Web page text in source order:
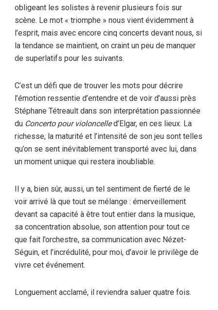
obligeant les solistes à revenir plusieurs fois sur
scène. Le mot « triomphe » nous vient évidemment à
l’esprit, mais avec encore cinq concerts devant nous, si
la tendance se maintient, on craint un peu de manquer
de superlatifs pour les suivants.
C’est un défi que de trouver les mots pour décrire
l’émotion ressentie d’entendre et de voir d’aussi près
Stéphane Tétreault dans son interprétation passionnée
du Concerto pour violoncelled’Elgar, en ces lieux. La
richesse, la maturité et l’intensité de son jeu sont telles
qu’on se sent inévitablement transporté avec lui, dans
un moment unique qui restera inoubliable.
Il y a, bien sûr, aussi, un tel sentiment de fierté de le
voir arrivé là que tout se mélange : émerveillement
devant sa capacité à être tout entier dans la musique,
sa concentration absolue, son attention pour tout ce
que fait l’orchestre, sa communication avec Nézet-
Séguin, et l’incrédulité, pour moi, d’avoir le privilège de
vivre cet événement.
Longuement acclamé, il reviendra saluer quatre fois.